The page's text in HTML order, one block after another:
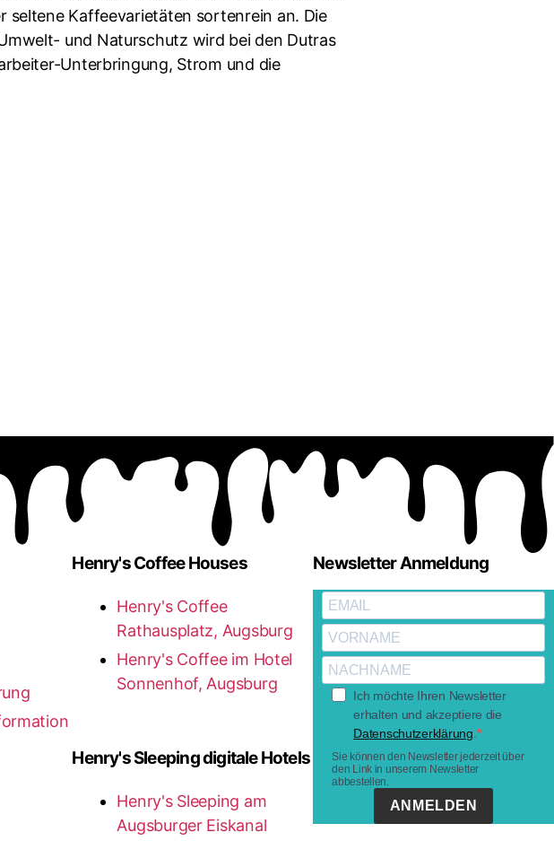
seltene Kaffeevarietäten sortenrein an. Die
und Naturschutz wird bei den Dutras
Unterbringung, Strom und die
Henry's Coffee Houses
Henry's Coffee
Rathausplatz, Augsburg
Henry's Coffee im Hotel
Sonnenhof, Augsburg
Henry's Sleeping digitale Hotels
Henry's Sleeping am
Augsburger Eiskanal
Newsletter Anmeldung
Ich möchte Ihren Newsletter
erhalten und akzeptiere die
Datenschutzerklärung
Sie können den Newsletter jederzeit über
den Link in unserem Newsletter
abbestellen.
ANMELDEN